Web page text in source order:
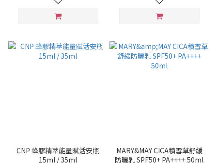
CNP 蜂膠精萃能量賦活安瓶
15ml / 35ml
MARY&MAY CICA積雪草舒緩
防曬乳 SPF50+ PA++++ 50ml